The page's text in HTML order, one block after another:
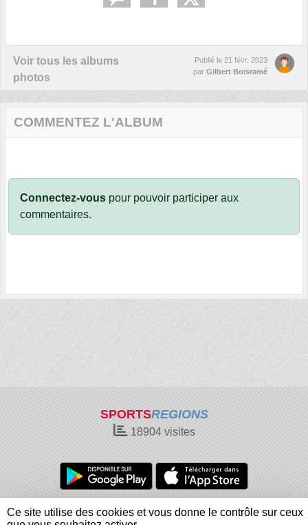
Voir tous les albums
photos
Publié le 21 févr. 2023
par Gilbert Boisramé
COMMENTEZ L'ALBUM
Connectez-vous pour pouvoir participer aux
commentaires.
SPORTSREGIONS
18904visites
Charte cookies
Gestion des cookies
Ce site utilise des cookies et vous donne le contrôle sur ceux